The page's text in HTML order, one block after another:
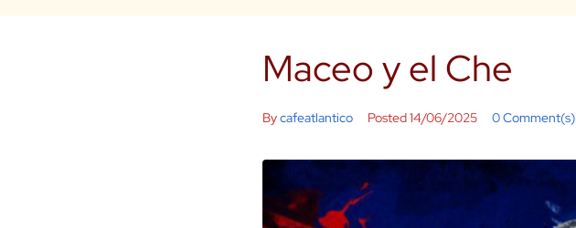
Maceo y el Che
Bycafeatlantico Posted14/06/2025 0 Comment(s)